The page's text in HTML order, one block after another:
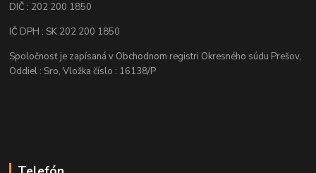
DIČ : 202 200 1850
IČ DPH : SK 202 200 1850
Spoločnosť je zapísaná v Obchodnom registri Okresného súdu Prešov,
Oddiel : Sro, Vložka číslo : 16138/P